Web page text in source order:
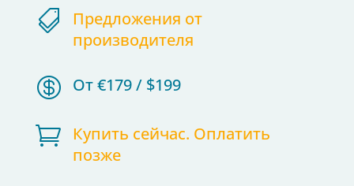

Предложения от
производителя
 От €179 / $199

Купить сейчас. Оплатить
позже